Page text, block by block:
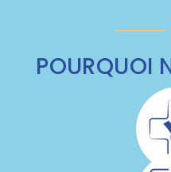
POURQUOI